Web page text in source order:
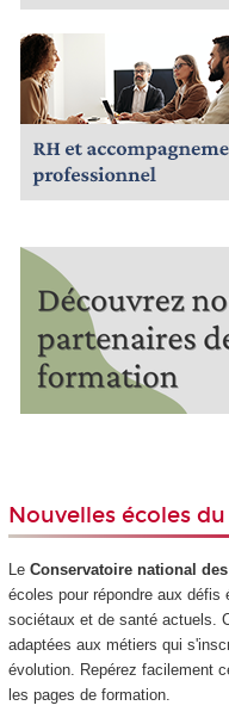
Nouvelles écoles
Le Conservatoire national
écoles pour répondre aux défis
sociétaux et de santé actuels.
adaptées aux métiers qui
évolution. Repérez facilement
les pages de formation.